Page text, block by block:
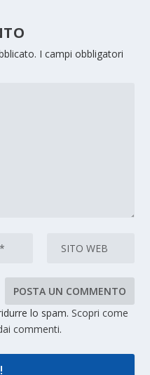
I campi obbligatori
lo spam.Scopri come
commenti.